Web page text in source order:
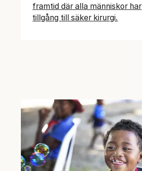
framtid där alla människor har
tillgång till säker kirurgi.